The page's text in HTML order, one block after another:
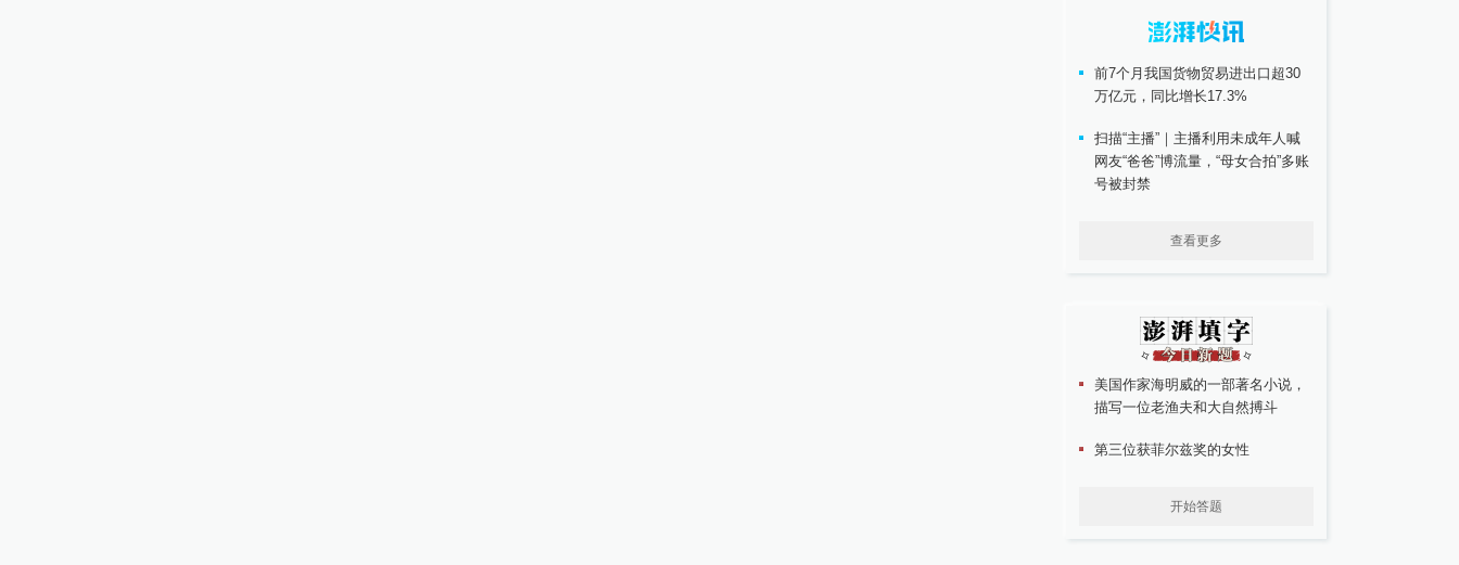
前7个月我国货物贸易进出口超30
万亿元，同比增长17.3%
扫描“主播”｜主播利用未成年人喊
网友“爸爸”博流量，“母女合拍”多账
号被封禁
查看更多
美国作家海明威的一部著名小说，
描写一位老渔夫和大自然搏斗
第三位获菲尔兹奖的女性
开始答题